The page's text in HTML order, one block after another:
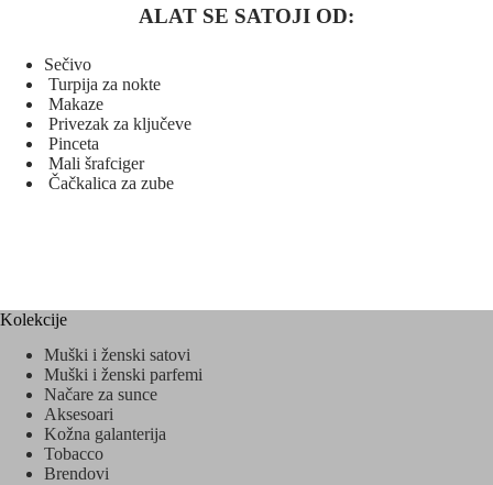
ALAT SE SATOJI OD:
Sečivo
Turpija za nokte
Makaze
Privezak za ključeve
Pinceta
Mali šrafciger
Čačkalica za zube
Kolekcije
Muški i ženski satovi
Muški i ženski parfemi
Načare za sunce
Aksesoari
Kožna galanterija
Tobacco
Brendovi